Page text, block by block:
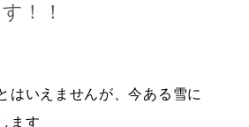
！！
はいえませんが、今ある雪に
ます